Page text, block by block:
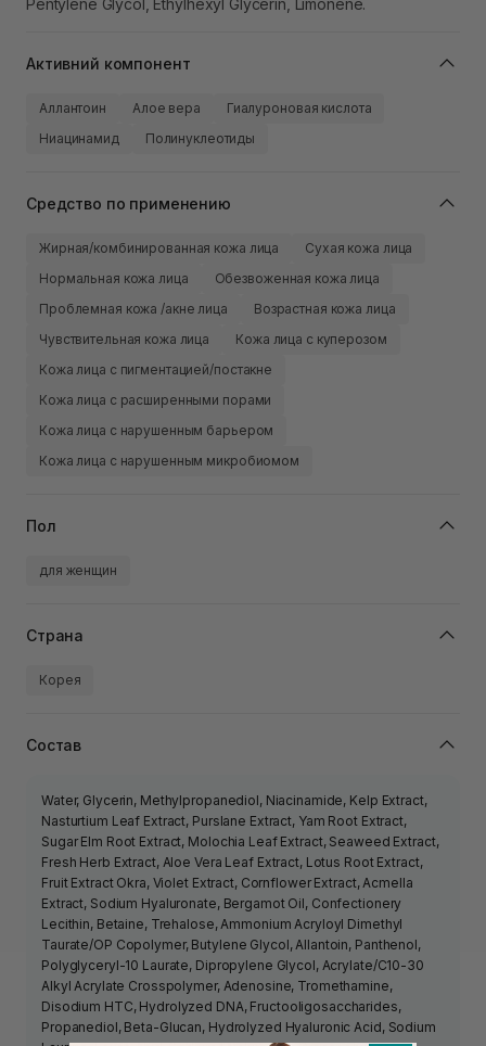
Pentylene Glycol, Ethylhexyl Glycerin, Limonene.
Активний компонент
Аллантоин Алое вера
Гиалуроновая кислота
Ниацинамид
Полинуклеотиды
Средство по применению
Жирная/комбинированная кожа лица
Сухая кожа лица
Нормальная кожа лица
Обезвоженная кожа лица
Проблемная кожа /акне лица
Возрастная кожа лица
Чувствительная кожа лица
Кожа лица с куперозом
Кожа лица с пигментацией/постакне
Кожа лица с расширенными порами
Кожа лица с нарушенным барьером
Кожа лица с нарушенным микробиомом
Пол
для женщин
Страна
Корея
Состав
Water, Glycerin, Methylpropanediol, Niacinamide, Kelp Extract,
Nasturtium Leaf Extract, Purslane Extract, Yam Root Extract,
Sugar Elm Root Extract, Molochia Leaf Extract, Seaweed Extract,
Fresh Herb Extract, Aloe Vera Leaf Extract, Lotus Root Extract,
Fruit Extract Okra, Violet Extract, Cornflower Extract, Acmella
Extract, Sodium Hyaluronate, Bergamot Oil, Confectionery
Lecithin, Betaine, Trehalose, Ammonium Acryloyl Dimethyl
Taurate/OP Copolymer, Butylene Glycol, Allantoin, Panthenol,
Polyglyceryl-10 Laurate, Dipropylene Glycol, Acrylate/C10-30
Alkyl Acrylate Crosspolymer, Adenosine, Tromethamine,
Disodium HTC, Hydrolyzed DNA, Fructooligosaccharides,
Propanediol, Beta-Glucan, Hydrolyzed Hyaluronic Acid, Sodium